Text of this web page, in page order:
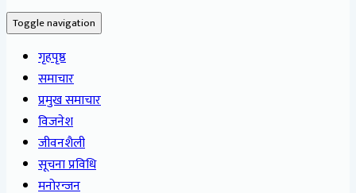
Toggle navigation
गृहपृष्ठ
समाचार
प्रमुख समाचार
विजनेश
जीवनशैली
सूचना प्रविधि
मनोरन्जन